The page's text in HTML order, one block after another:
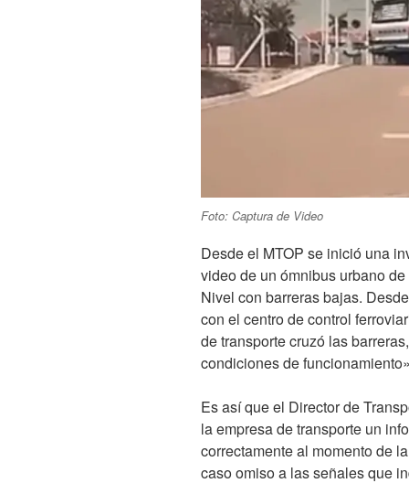
Foto: Captura de Video
Desde el MTOP se inició una
video de un ómnibus urbano
Nivel con barreras bajas.
con el centro de control
de transporte cruzó las
condiciones de
Es así que el Director de
la empresa de transporte un
correctamente al momento de
caso omiso a las señales que